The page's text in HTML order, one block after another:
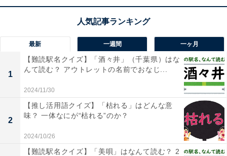
は？ ひらめき力を試すパズルに挑戦！
1 2
最新 一週間 一ヶ月
1
【難読駅名クイズ】「酒々井」（千葉県）はな
んて読む？ アウトレットの名前でおなじ...
2024/11/30
2
【推し活用語クイズ】「枯れる」はどんな意
味？ 一体なにが“枯れる”のか？
2024/10/26
【難読駅名クイズ】「美唄」はなんて読む？ 2